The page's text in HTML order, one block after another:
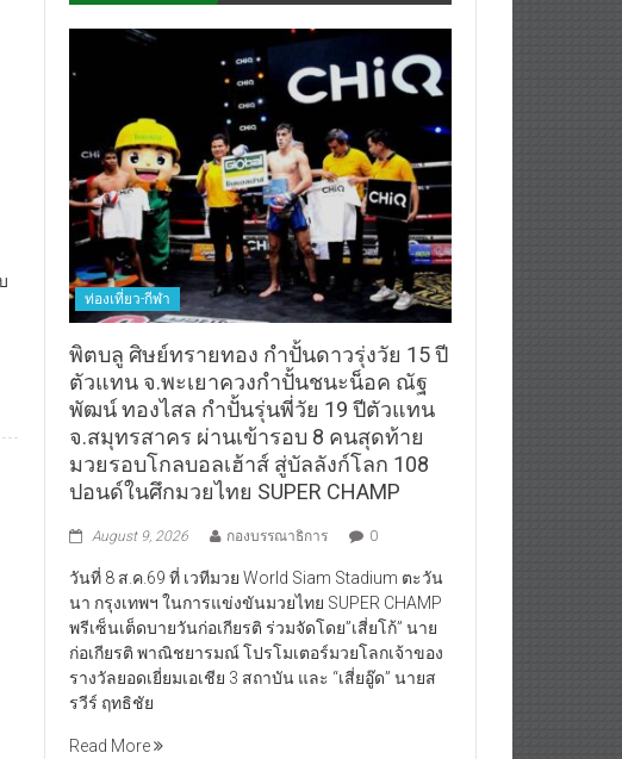
ท่องเที่ยว-กีฬา
พิตบลู ศิษย์ทรายทอง กำปั้นดาวรุ่งวัย 15 ปี
ตัวแทน จ.พะเยาควงกำปั้นชนะน็อค ณัฐ
พัฒน์ ทองไสล กำปั้นรุ่นพี่วัย 19 ปีตัวแทน
จ.สมุทรสาคร ผ่านเข้ารอบ 8 คนสุดท้าย
มวยรอบโกลบอลเฮ้าส์ สู่บัลลังก์โลก 108
ปอนด์ในศึกมวยไทย SUPER CHAMP
วันที่ 8 ส.ค.69 ที่ เวทีมวย World Siam Stadium ตะวัน
นา กรุงเทพฯ ในการแข่งขันมวยไทย SUPER CHAMP
พรีเซ็นเต็ดบายวันก่อเกียรติ ร่วมจัดโดย”เสี่ยโก้” นาย
ก่อเกียรติ พาณิชยารมณ์ โปรโมเตอร์มวยโลกเจ้าของ
รางวัลยอดเยี่ยมเอเชีย 3 สถาบัน และ “เสี่ยอู๊ด” นายส
รวีร์ ฤทธิชัย